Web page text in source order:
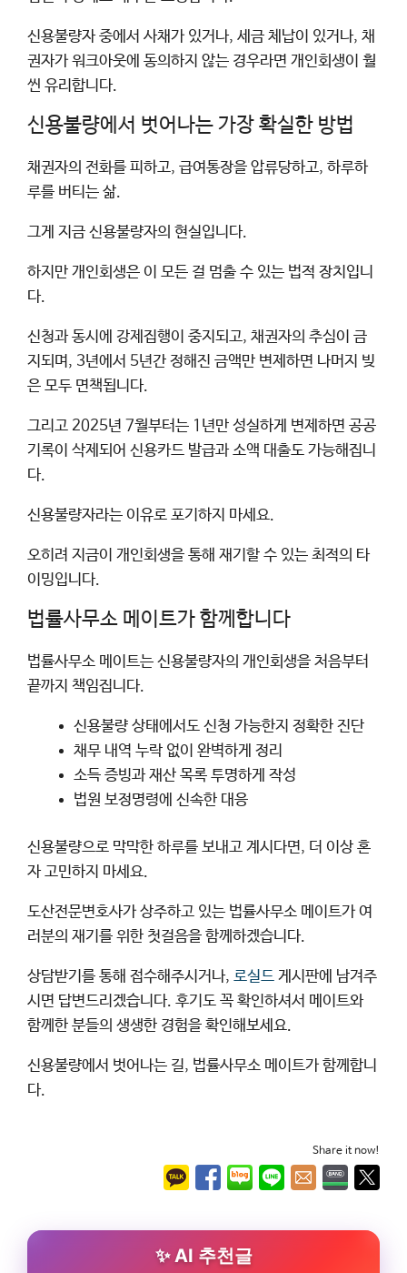
신용불량자 중에서 사채가 있거나, 세금 체납이 있거나, 채
권자가 워크아웃에 동의하지 않는 경우라면 개인회생이 훨
씬 유리합니다.
신용불량에서 벗어나는 가장 확실한 방법
채권자의 전화를 피하고, 급여통장을 압류당하고, 하루하
루를 버티는 삶.
그게 지금 신용불량자의 현실입니다.
하지만 개인회생은 이 모든 걸 멈출 수 있는 법적 장치입니
다.
신청과 동시에 강제집행이 중지되고, 채권자의 추심이 금
지되며, 3년에서 5년간 정해진 금액만 변제하면 나머지 빚
은 모두 면책됩니다.
그리고 2025년 7월부터는 1년만 성실하게 변제하면 공공
기록이 삭제되어 신용카드 발급과 소액 대출도 가능해집니
다.
신용불량자라는 이유로 포기하지 마세요.
오히려 지금이 개인회생을 통해 재기할 수 있는 최적의 타
이밍입니다.
법률사무소 메이트가 함께합니다
법률사무소 메이트는 신용불량자의 개인회생을 처음부터
끝까지 책임집니다.
신용불량 상태에서도 신청 가능한지 정확한 진단
채무 내역 누락 없이 완벽하게 정리
소득 증빙과 재산 목록 투명하게 작성
법원 보정명령에 신속한 대응
신용불량으로 막막한 하루를 보내고 계시다면, 더 이상 혼
자 고민하지 마세요.
도산전문변호사가 상주하고 있는 법률사무소 메이트가 여
러분의 재기를 위한 첫걸음을 함께하겠습니다.
상담받기를 통해 접수해주시거나, 로실드 게시판에 남겨주
시면 답변드리겠습니다. 후기도 꼭 확인하셔서 메이트와
함께한 분들의 생생한 경험을 확인해보세요.
신용불량에서 벗어나는 길, 법률사무소 메이트가 함께합니
다.
Share it now!
AI 추천글